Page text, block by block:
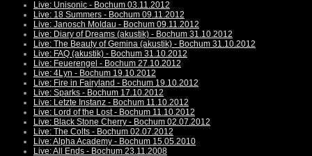
Live: Unisonic - Bochum 03.11.2012
Live: 18 Summers - Bochum 09.11.2012
Live: Janosch Moldau - Bochum 09.11.2012
Live: Diary of Dreams (akustik) - Bochum 31.10.2012
Live: The Beauty of Gemina (akustik) - Bochum 31.10.2012
Live: FAQ (akustik) - Bochum 31.10.2012
Live: Feuerengel - Bochum 27.10.2012
Live: 4Lyn - Bochum 19.10.2012
Live: Fire in Fairyland - Bochum 19.10.2012
Live: Sparks - Bochum 17.10.2012
Live: Letzte Instanz - Bochum 11.10.2012
Live: Lord of the Lost - Bochum 11.10.2012
Live: Black Stone Cherry - Bochum 02.07.2012
Live: The Colts - Bochum 02.07.2012
Live: Alpha Academy - Bochum 15.05.2010
Live: All Ends - Bochum 23.11.2008